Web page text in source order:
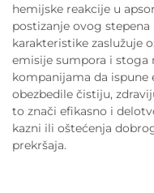
hemijske reakcije u
postizanje ovog
karakteristike zaslužuje
emisije sumpora i
kompanijama da ispune
obezbedile čistiju,
to znači efikasno i
kazni ili oštećenja
prekršaja.